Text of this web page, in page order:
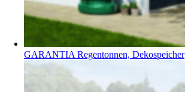
GARANTIA Regentonnen, Dekospeicher